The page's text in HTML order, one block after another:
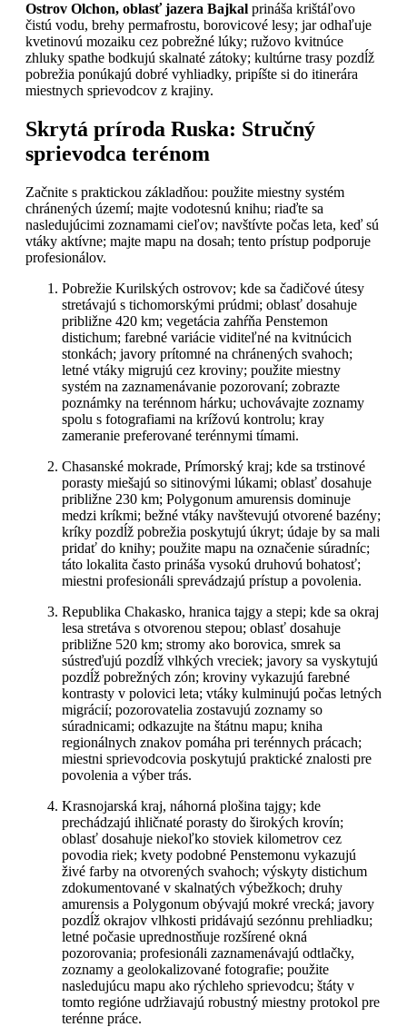
Ostrov Olchon, oblasť jazera Bajkal prináša krištáľovo
čistú vodu, brehy permafrostu, borovicové lesy; jar odhaľuje
kvetinovú mozaiku cez pobrežné lúky; ružovo kvitnúce
zhluky spathe bodkujú skalnaté zátoky; kultúrne trasy pozdĺž
pobrežia ponúkajú dobré vyhliadky, pripíšte si do itinerára
miestnych sprievodcov z krajiny.
Skrytá príroda Ruska: Stručný
sprievodca terénom
Začnite s praktickou základňou: použite miestny systém
chránených území; majte vodotesnú knihu; riaďte sa
nasledujúcimi zoznamami cieľov; navštívte počas leta, keď sú
vtáky aktívne; majte mapu na dosah; tento prístup podporuje
profesionálov.
Pobrežie Kurilských ostrovov; kde sa čadičové útesy
stretávajú s tichomorskými prúdmi; oblasť dosahuje
približne 420 km; vegetácia zahŕňa Penstemon
distichum; farebné variácie viditeľné na kvitnúcich
stonkách; javory prítomné na chránených svahoch;
letné vtáky migrujú cez kroviny; použite miestny
systém na zaznamenávanie pozorovaní; zobrazte
poznámky na terénnom hárku; uchovávajte zoznamy
spolu s fotografiami na krížovú kontrolu; kray
zameranie preferované terénnymi tímami.
Chasanské mokrade, Prímorský kraj; kde sa trstinové
porasty miešajú so sitinovými lúkami; oblasť dosahuje
približne 230 km; Polygonum amurensis dominuje
medzi kríkmi; bežné vtáky navštevujú otvorené bazény;
kríky pozdĺž pobrežia poskytujú úkryt; údaje by sa mali
pridať do knihy; použite mapu na označenie súradníc;
táto lokalita často prináša vysokú druhovú bohatosť;
miestni profesionáli sprevádzajú prístup a povolenia.
Republika Chakasko, hranica tajgy a stepi; kde sa okraj
lesa stretáva s otvorenou stepou; oblasť dosahuje
približne 520 km; stromy ako borovica, smrek sa
sústreďujú pozdĺž vlhkých vreciek; javory sa vyskytujú
pozdĺž pobrežných zón; kroviny vykazujú farebné
kontrasty v polovici leta; vtáky kulminujú počas letných
migrácií; pozorovatelia zostavujú zoznamy so
súradnicami; odkazujte na štátnu mapu; kniha
regionálnych znakov pomáha pri terénnych prácach;
miestni sprievodcovia poskytujú praktické znalosti pre
povolenia a výber trás.
Krasnojarská kraj, náhorná plošina tajgy; kde
prechádzajú ihličnaté porasty do širokých krovín;
oblasť dosahuje niekoľko stoviek kilometrov cez
povodia riek; kvety podobné Penstemonu vykazujú
živé farby na otvorených svahoch; výskyty distichum
zdokumentované v skalnatých výbežkoch; druhy
amurensis a Polygonum obývajú mokré vrecká; javory
pozdĺž okrajov vlhkosti pridávajú sezónnu prehliadku;
letné počasie uprednostňuje rozšírené okná
pozorovania; profesionáli zaznamenávajú odtlačky,
zoznamy a geolokalizované fotografie; použite
nasledujúcu mapu ako rýchleho sprievodcu; štáty v
tomto regióne udržiavajú robustný miestny protokol pre
terénne práce.